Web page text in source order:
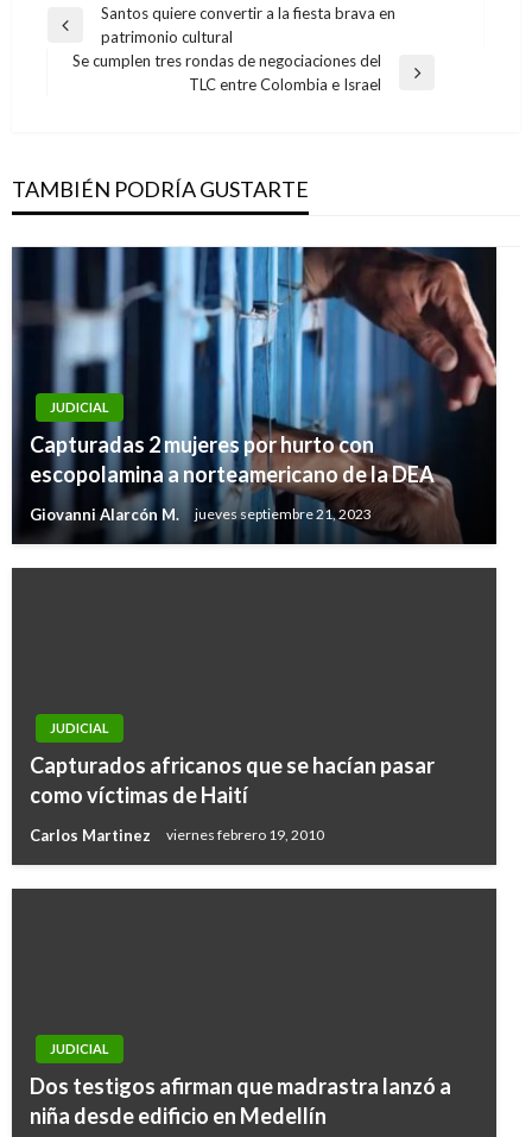
Navegación
de
Entrada
anterior
Santos quiere convertir a la fiesta brava en
patrimonio cultural
Se cumplen tres rondas de negociaciones del
TLC entre Colombia e Israel
TAMBIÉN PODRÍA GUSTARTE
JUDICIAL
Capturadas 2 mujeres por hurto con
escopolamina a norteamericano de la DEA
Giovanni Alarcón M. jueves septiembre 21, 2023
JUDICIAL
Capturados africanos que se hacían pasar
como víctimas de Haití
Carlos Martinez viernes febrero 19, 2010
JUDICIAL
Dos testigos afirman que madrastra lanzó a
niña desde edificio en Medellín